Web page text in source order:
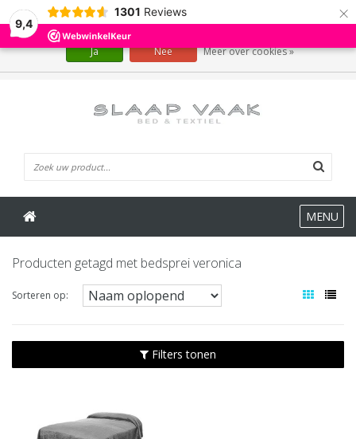
9,4
1301 Reviews ×
MENU
Producten getagd met bedsprei veronica
Sorteren op:
Filters tonen
Wij slaan cookies op om onze website te verbeteren. Is dat akkoord?
Ja Nee Meer over cookies »